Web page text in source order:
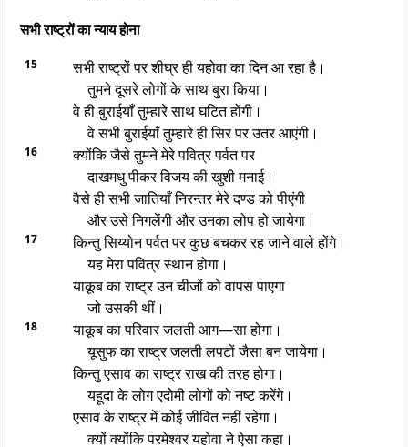
सभी राष्ट्रों का न्याय होना
15
सभी राष्ट्रों पर शीघ्र ही यहोवा का दिन आ रहा है।
तुमने दूसरे लोगों के साथ बुरा किया।
वे ही बुराईयाँ तुम्हारे साथ घटित होंगी।
वे सभी बुराईयाँ तुम्हारे ही सिर पर उतर आएंगी।
16
क्योंकि जैसे तुमने मेरे पवित्र पर्वत पर
दाखमधु पीकर विजय की खुशी मनाई।
वैसे ही सभी जातियाँ निरन्तर मेरे दण्ड को पीएंगी
और उसे निगलेंगी और उनका लोप हो जायेगा।
17
किन्तु सिय्योन पर्वत पर कुछ बचकर रह जाने वाले होंगे।
यह मेरा पवित्र स्थान होगा।
याकूब का राष्ट्र उन चीजों को वापस पाएगा
जो उसकी थीं।
18
याकूब का परिवार जलती आग—सा होगा।
यूसुफ का राष्ट्र जलती लपटों जैसा बन जायेगा।
किन्तु एसाव का राष्ट्र राख की तरह होगा।
यहूदा के लोग एदोमी लोगों को नष्ट करेंगे।
एसाव के राष्ट्र में कोई जीवित नहीं रहेगा।
क्यों क्योंकि परमेश्वर यहोवा ने ऐसा कहा।